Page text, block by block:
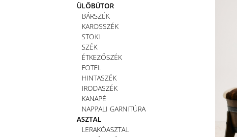
ÜLŐBÚTOR
BÁRSZÉK
KAROSSZÉK
STOKI
SZÉK
ÉTKEZŐSZÉK
FOTEL
HINTASZÉK
IRODASZÉK
KANAPÉ
NAPPALI GARNITÚRA
ASZTAL
LERAKÓASZTAL